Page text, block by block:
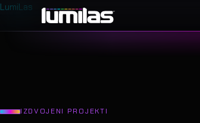
LumiLas
IZDVOJENI PROJEKTI